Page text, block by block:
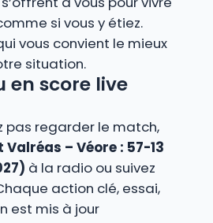
si vous y étiez.
vous convient le mieux
situation.
en score live
pas regarder le match,
Valréas – Véore : 57-13
à la radio ou suivez
action clé, essai,
est mis à jour